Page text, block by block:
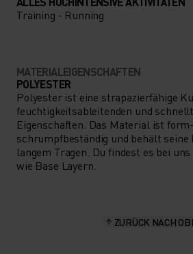
Training - Running
MATERIALEIGENSCHAFTEN
POLYESTER
Polyester ist eine strapazierfähige
feuchtigkeitsableitenden und
Eigenschaften. Das Material ist
schrumpfbeständig und behält seine
langem Tragen. Du findest es bei
wie Base Layern.
ZURÜCK NACH